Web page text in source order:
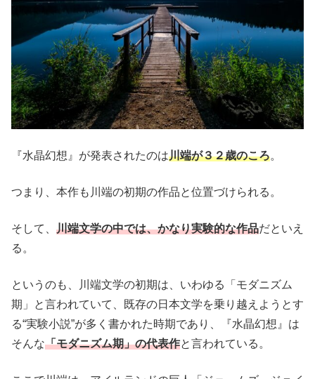
『水晶幻想』が発表されたのは川端が３２歳のころ。
つまり、本作も川端の初期の作品と位置づけられる。
そして、 川端文学の中では、かなり実験的な作品だといえ
る。
というのも、川端文学の初期は、いわゆる「モダニズム
期」と言われていて、既存の日本文学を乗り越えようとす
る“実験小説”が多く書かれた時期であり、『水晶幻想』は
そんな「モダニズム期」の代表作と言われている。